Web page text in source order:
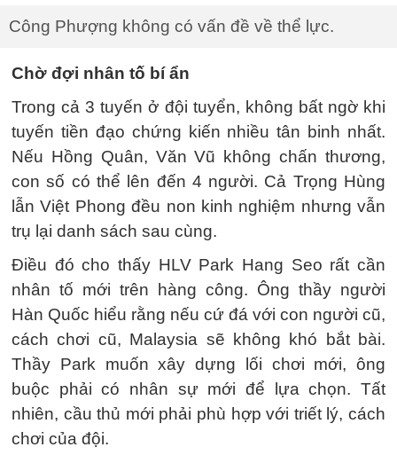
Công Phượng không có vấn đề về thể lực.
Chờ đợi nhân tố bí ẩn
Trong cả 3 tuyến ở đội tuyển, không bất ngờ khi
tuyến tiền đạo chứng kiến nhiều tân binh nhất.
Nếu Hồng Quân, Văn Vũ không chấn thương,
con số có thể lên đến 4 người. Cả Trọng Hùng
lẫn Việt Phong đều non kinh nghiệm nhưng vẫn
trụ lại danh sách sau cùng.
Điều đó cho thấy HLV Park Hang Seo rất cần
nhân tố mới trên hàng công. Ông thầy người
Hàn Quốc hiểu rằng nếu cứ đá với con người cũ,
cách chơi cũ, Malaysia sẽ không khó bắt bài.
Thầy Park muốn xây dựng lối chơi mới, ông
buộc phải có nhân sự mới để lựa chọn. Tất
nhiên, cầu thủ mới phải phù hợp với triết lý, cách
chơi của đội.